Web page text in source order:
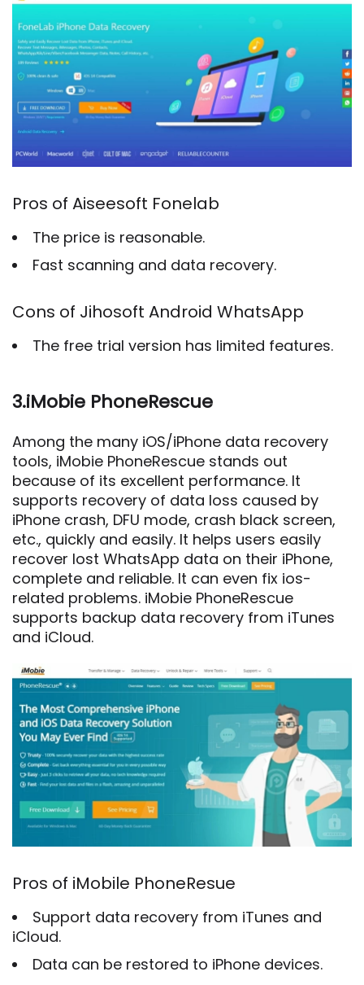
Pros of Aiseesoft Fonelab
The price is reasonable.
Fast scanning and data recovery.
Cons of Jihosoft Android WhatsApp
The free trial version has limited features.
3.iMobie PhoneRescue
Among the many iOS/iPhone data recovery
tools, iMobie PhoneRescue stands out
because of its excellent performance. It
supports recovery of data loss caused by
iPhone crash, DFU mode, crash black screen,
etc., quickly and easily. It helps users easily
recover lost WhatsApp data on their iPhone,
complete and reliable. It can even fix ios-
related problems. iMobie PhoneRescue
supports backup data recovery from iTunes
and iCloud.
Pros of iMobile PhoneResue
Support data recovery from iTunes and
iCloud.
Data can be restored to iPhone devices.